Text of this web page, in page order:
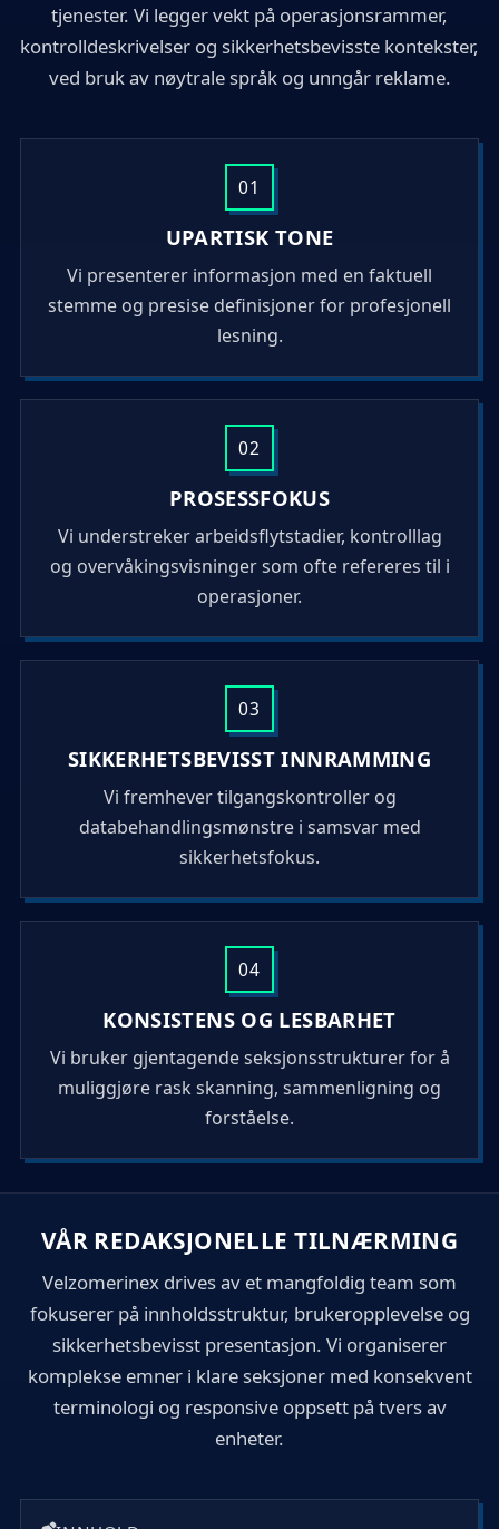
tjenester. Vi legger vekt på operasjonsrammer,
kontrolldeskrivelser og sikkerhetsbevisste kontekster,
ved bruk av nøytrale språk og unngår reklame.
01
UPARTISK TONE
Vi presenterer informasjon med en faktuell
stemme og presise definisjoner for profesjonell
lesning.
02
PROSESSFOKUS
Vi understreker arbeidsflytstadier, kontrolllag
og overvåkingsvisninger som ofte refereres til i
operasjoner.
03
SIKKERHETSBEVISST INNRAMMING
Vi fremhever tilgangskontroller og
databehandlingsmønstre i samsvar med
sikkerhetsfokus.
04
KONSISTENS OG LESBARHET
Vi bruker gjentagende seksjonsstrukturer for å
muliggjøre rask skanning, sammenligning og
forståelse.
VÅR REDAKSJONELLE TILNÆRMING
Velzomerinex drives av et mangfoldig team som
fokuserer på innholdsstruktur, brukeropplevelse og
sikkerhetsbevisst presentasjon. Vi organiserer
komplekse emner i klare seksjoner med konsekvent
terminologi og responsive oppsett på tvers av
enheter.